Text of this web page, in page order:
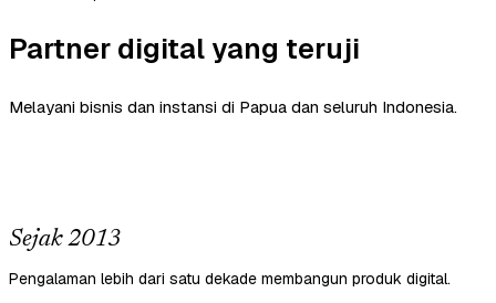
Partner digital yang teruji
Melayani bisnis dan instansi di Papua dan seluruh Indonesia.
Sejak 2013
Pengalaman lebih dari satu dekade membangun produk digital.